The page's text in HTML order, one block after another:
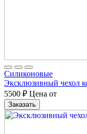
Cиликоновые
Эксклюзивный чехол
5500 ₽ Цена от
Заказать